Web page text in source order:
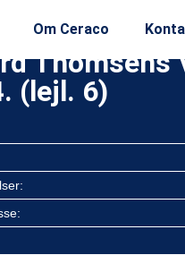
Om Ceraco
Thomsens
(lejl. 6)